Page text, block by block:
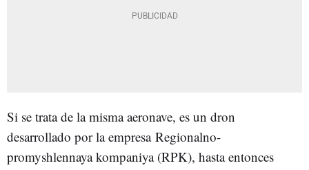
Si se trata de la misma aeronave, es un dron
desarrollado por la empresa Regionalno-
promyshlennaya kompaniya (RPK), hasta entonces